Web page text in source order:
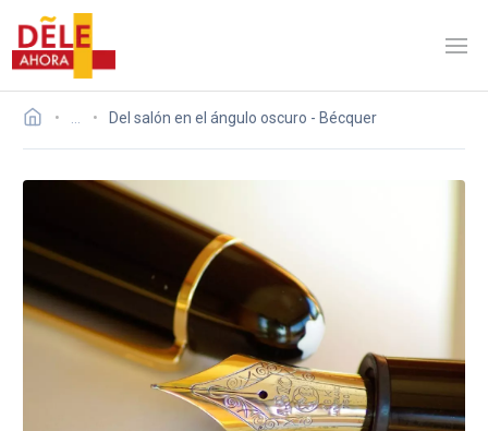
Del salón en el ángulo oscuro - Bécquer